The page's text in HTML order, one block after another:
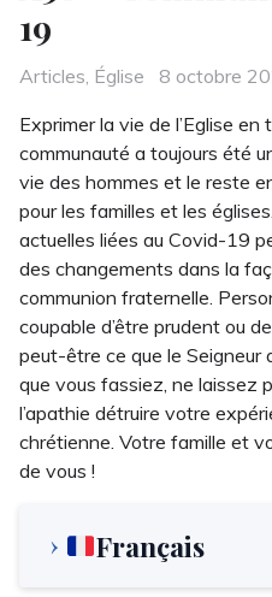
19
Categories
Articles, Église
Posted
8 octobre
Exprimer la vie de l’Eglise
communauté a toujours été
vie des hommes et le reste
pour les familles et les
actuelles liées au Covid-19
des changements dans la
communion fraternelle.
coupable d’être prudent ou
peut-être ce que le Seigneur
que vous fassiez, ne laissez
l’apathie détruire votre
chrétienne. Votre famille et
de vous !
Français